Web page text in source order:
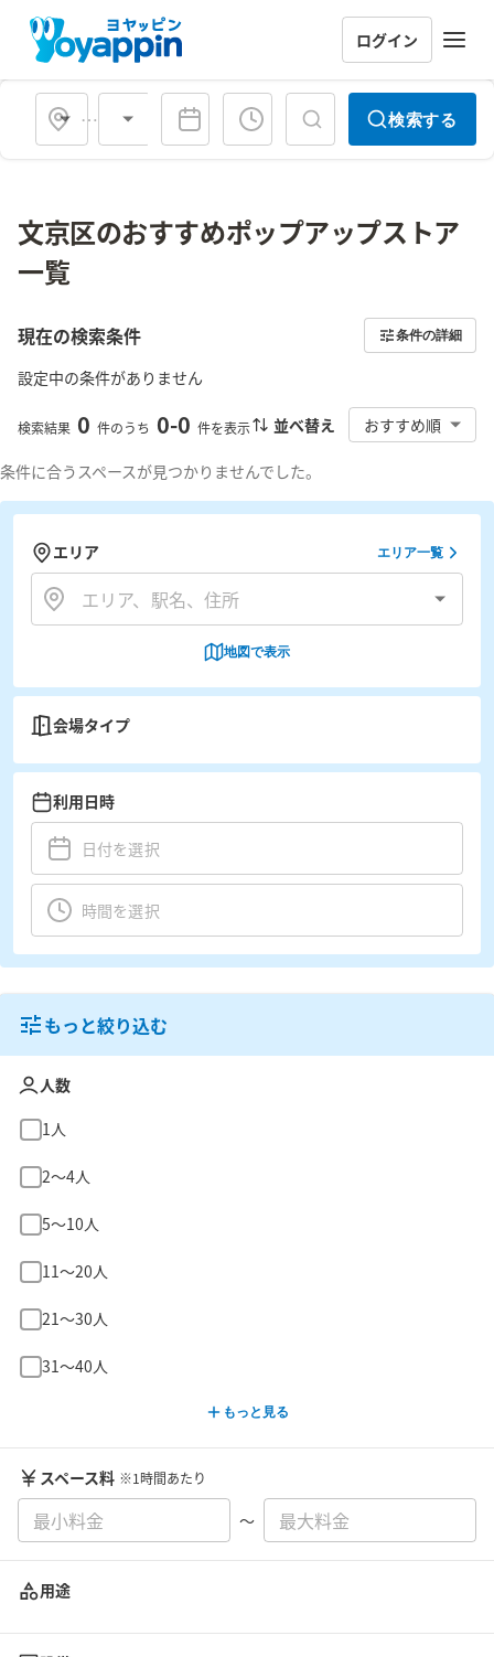
ログイン
会場タイプ 検索する
文京区のおすすめポップアップストア
一覧
現在の検索条件 条件の詳細
設定中の条件がありません
検索結果 0 件のうち 0-0 件を表示 並べ替え おすすめ順
条件に合うスペースが見つかりませんでした。
エリア エリア一覧
地図で表示
会場タイプ
利用日時
もっと絞り込む
人数
1人
2〜4人
5〜10人
11〜20人
21〜30人
31〜40人
もっと見る
スペース料 ※1時間あたり
〜
用途